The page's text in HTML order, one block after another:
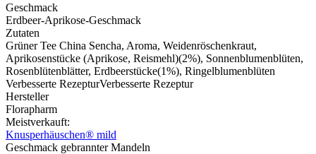
Geschmack
Erdbeer-Aprikose-Geschmack
Zutaten
Grüner Tee China Sencha, Aroma, Weidenröschenkraut,
Aprikosenstücke (Aprikose, Reismehl)(2%), Sonnenblumenblüten,
Rosenblütenblätter, Erdbeerstücke(1%), Ringelblumenblüten
Verbesserte RezepturVerbesserte Rezeptur
Hersteller
Florapharm
Meistverkauft:
Knusperhäuschen® mild
Geschmack gebrannter Mandeln